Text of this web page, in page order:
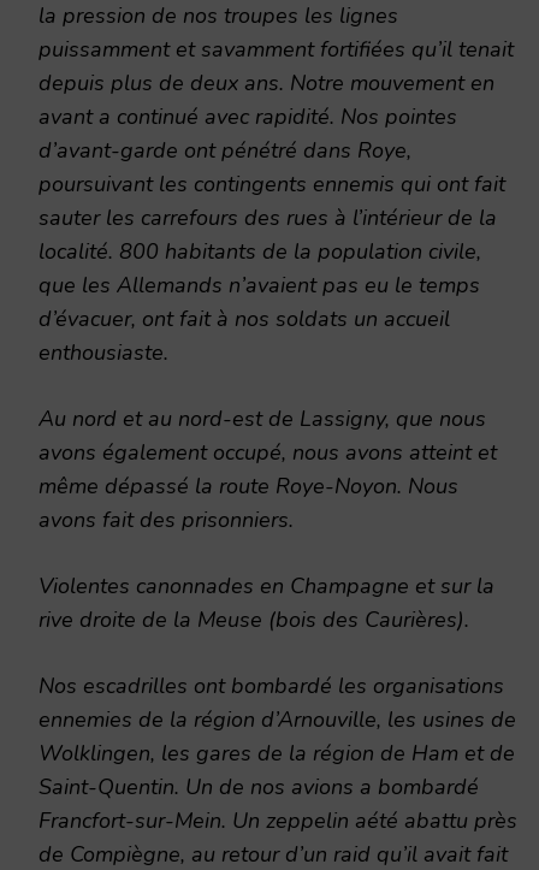
la pression de nos troupes les lignes
puissamment et savamment fortifiées qu’il tenait
depuis plus de deux ans. Notre mouvement en
avant a continué avec rapidité. Nos pointes
d’avant-garde ont pénétré dans Roye,
poursuivant les contingents ennemis qui ont fait
sauter les carrefours des rues à l’intérieur de la
localité. 800 habitants de la population civile,
que les Allemands n’avaient pas eu le temps
d’évacuer, ont fait à nos soldats un accueil
enthousiaste.
Au nord et au nord-est de Lassigny, que nous
avons également occupé, nous avons atteint et
même dépassé la route Roye-Noyon. Nous
avons fait des prisonniers.
Violentes canonnades en Champagne et sur la
rive droite de la Meuse (bois des Caurières).
Nos escadrilles ont bombardé les organisations
ennemies de la région d’Arnouville, les usines de
Wolklingen, les gares de la région de Ham et de
Saint-Quentin. Un de nos avions a bombardé
Francfort-sur-Mein. Un zeppelin aété abattu près
de Compiègne, au retour d’un raid qu’il avait fait